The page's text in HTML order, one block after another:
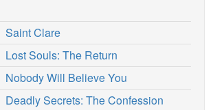
Saint Clare
Lost Souls: The Return
Nobody Will Believe You
Deadly Secrets: The Confession